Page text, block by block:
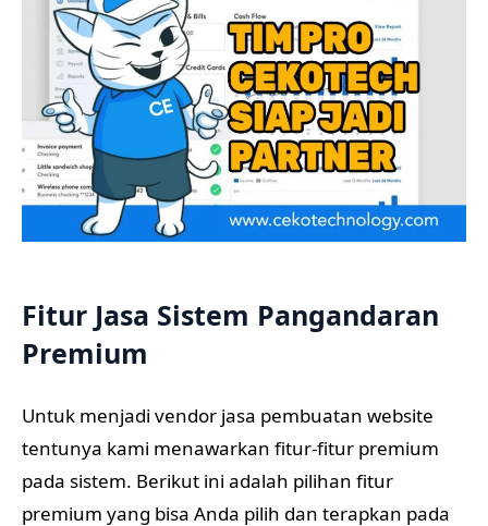
Fitur Jasa Sistem Pangandaran
Premium
Untuk menjadi vendor jasa pembuatan website
tentunya kami menawarkan fitur-fitur premium
pada sistem. Berikut ini adalah pilihan fitur
premium yang bisa Anda pilih dan terapkan pada